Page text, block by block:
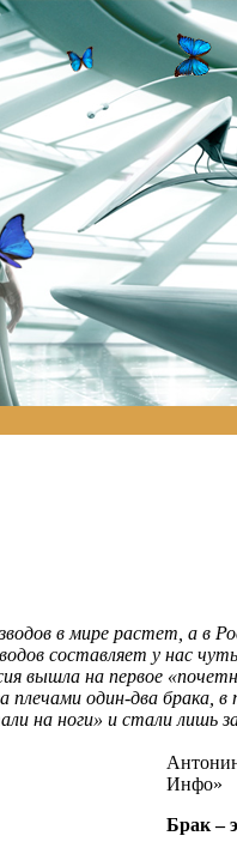
в мире растет , а в
составляет у нас чуть
вышла на первое «
плечами один-два брака , в
на ноги» и стали лишь
Инфо»
Брак–